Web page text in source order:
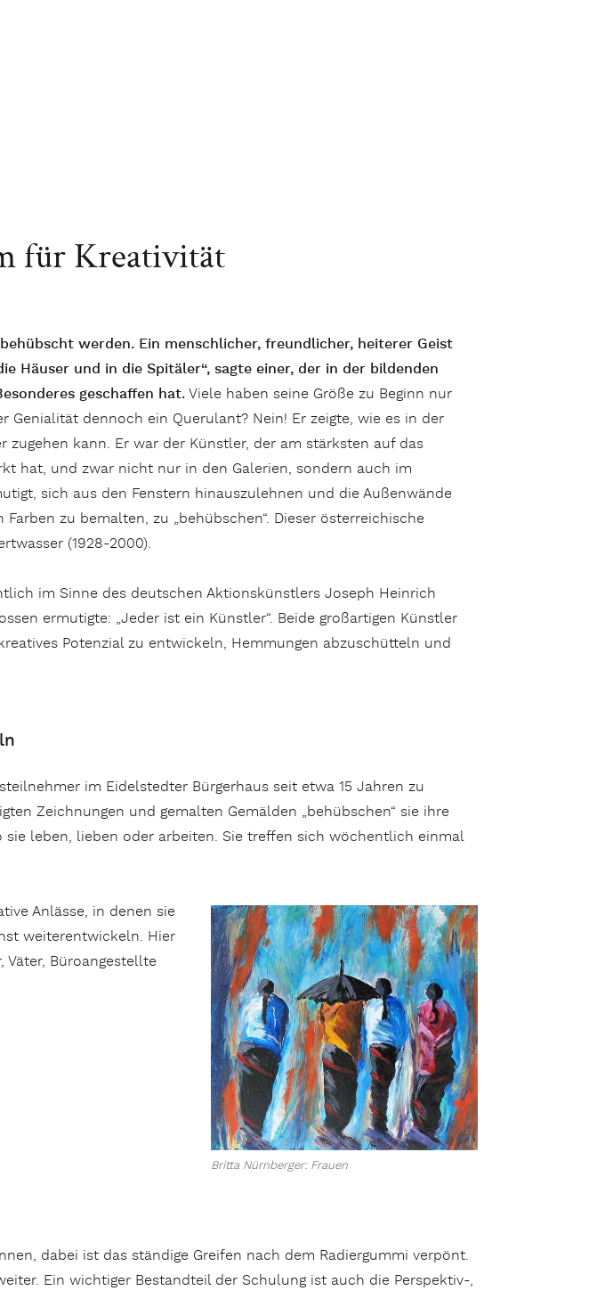
für Kreativität
werden. Ein menschlicher, freundlicher, heiterer Geist
Häuser und in die Spitäler“, sagte einer, der in der bildenden
geschaffen hat.Viele haben seine Größe zu Beginn nur
Genialität dennoch ein Querulant? Nein! Er zeigte, wie es in der
zugehen kann. Er war der Künstler, der am stärksten auf das
hat, und zwar nicht nur in den Galerien, sondern auch im
sich aus den Fenstern hinauszulehnen und die Außenwände
zu bemalten, zu „behübschen“. Dieser österreichische
(1928-2000).
im Sinne des deutschen Aktionskünstlers Joseph Heinrich
ermutigte: „Jeder ist ein Künstler“. Beide großartigen Künstler
Potenzial zu entwickeln, Hemmungen abzuschütteln und
im Eidelstedter Bürgerhaus seit etwa 15 Jahren zu
Zeichnungen und gemalten Gemälden „behübschen“ sie ihre
leben, lieben oder arbeiten. Sie treffen sich wöchentlich einmal
Britta Nürnberger: Frauen
Anlässe, in denen sie
weiterentwickeln. Hier
Büroangestellte
dabei ist das ständige Greifen nach dem Radiergummi verpönt.
Ein wichtiger Bestandteil der Schulung ist auch die Perspektiv-,